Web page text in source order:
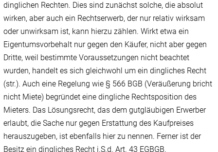
dinglichen Rechten. Dies sind zunächst solche, die absolut
wirken, aber auch ein Rechtserwerb, der nur relativ wirksam
oder unwirksam ist, kann hierzu zählen. Wirkt etwa ein
Eigentumsvorbehalt nur gegen den Käufer, nicht aber gegen
Dritte, weil bestimmte Voraussetzungen nicht beachtet
wurden, handelt es sich gleichwohl um ein dingliches Recht
(str.). Auch eine Regelung wie § 566 BGB (Veräußerung bricht
nicht Miete) begründet eine dingliche Rechtsposition des
Mieters. Das Lösungsrecht, das dem gutgläubigen Erwerber
erlaubt, die Sache nur gegen Erstattung des Kaufpreises
herauszugeben, ist ebenfalls hier zu nennen. Ferner ist der
Besitz ein dingliches Recht i.S.d. Art. 43 EGBGB.